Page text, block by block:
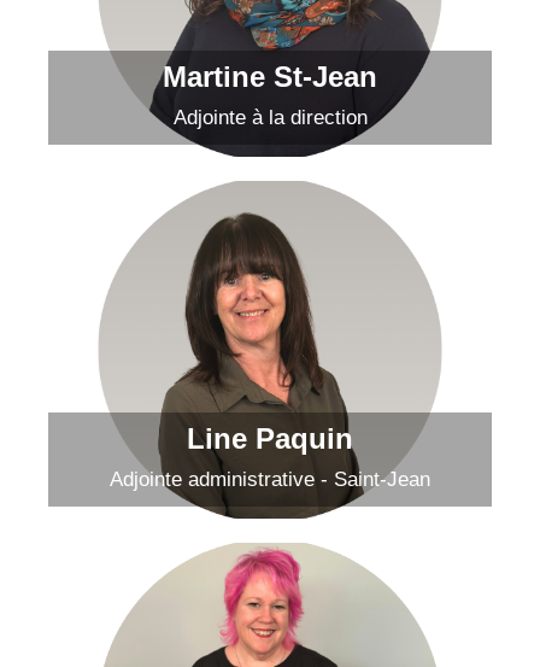
Martine St-Jean
Adjointe à la direction
Envoyer un courriel
Line Paquin
Adjointe administrative - Saint-Jean
Line Paquin
Envoyer un courriel
Josée Hamel